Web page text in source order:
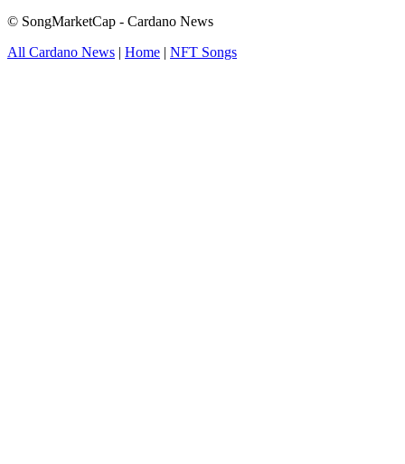
© SongMarketCap - Cardano News
All Cardano News | Home | NFT Songs